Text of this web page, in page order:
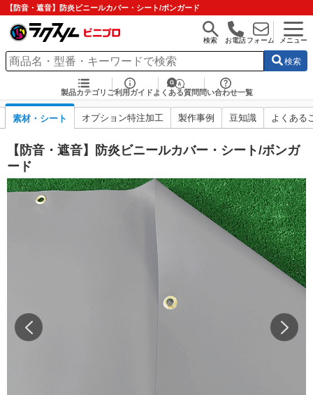
【防音・遮音】防炎ビニールカバー・シート/ボンガード
検索 お電話フォーム メニュー
検索
製品カテゴリ ご利用ガイド よくある質問 問い合わせ一覧
素材・シート オプション特注加工 製作事例 豆知識 よくある
【防音・遮音】防炎ビニールカバー・シート/ボンガ
ード